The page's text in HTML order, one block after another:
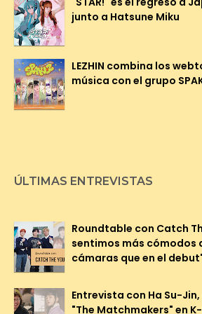
junto a Hatsune Miku
LEZHIN combina los
música con el grupo
ÚLTIMAS ENTREVISTAS
Roundtable con Catch
sentimos más cómodos
cámaras que en el
Entrevista con Ha Su-
"The Matchmakers" en